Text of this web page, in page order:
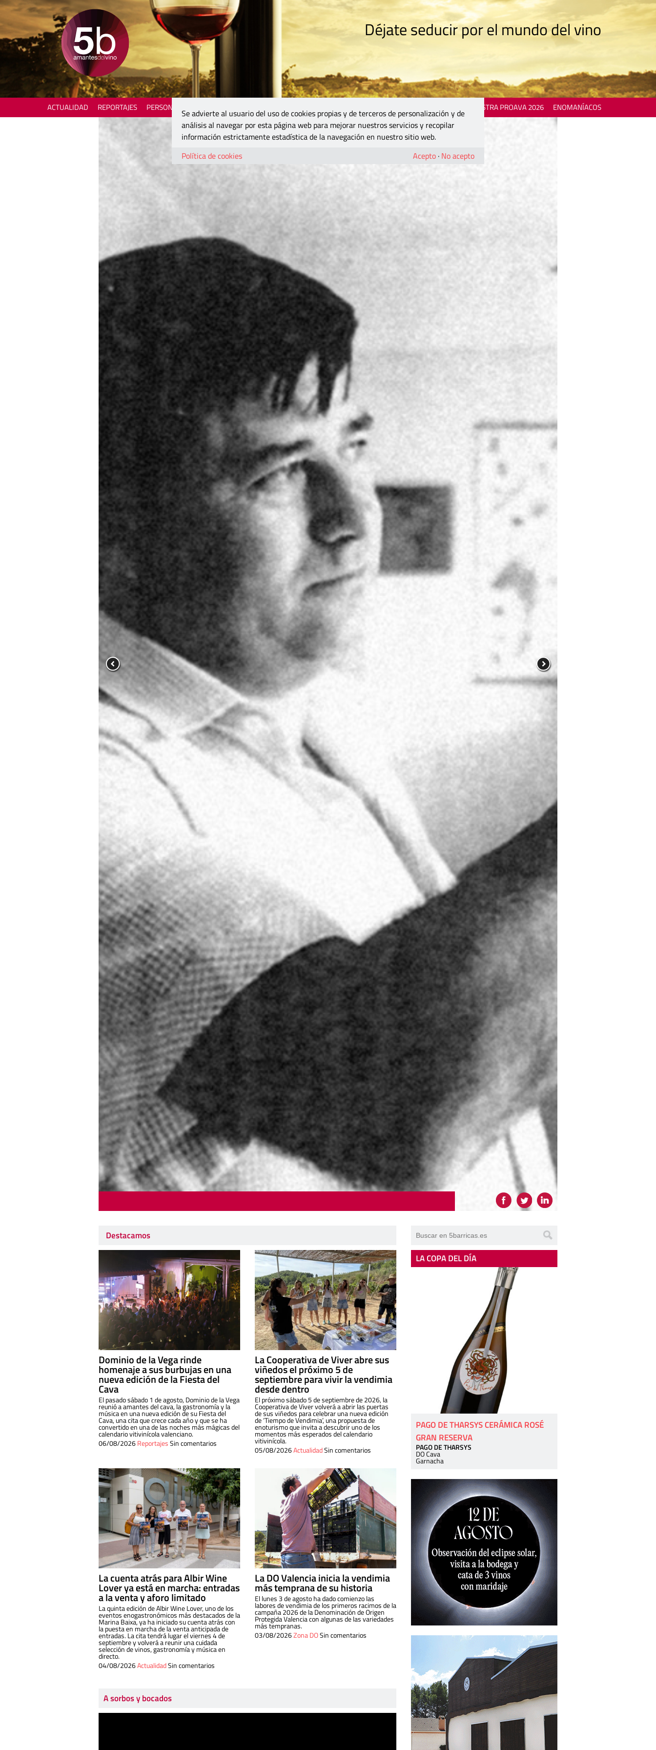
Déjate seducir por el mundo del vino
ACTUALIDAD REPORTAJES PERSONAJES MOSTRA PROAVA 2026 ENOMANÍACOS
Destacamos
Dominio de la Vega rinde
homenaje a sus burbujas en una
nueva edición de la Fiesta del
Cava
El pasado sábado 1 de agosto, Dominio de la Vega
reunió a amantes del cava, la gastronomía y la
música en una nueva edición de su Fiesta del
Cava, una cita que crece cada año y que se ha
convertido en una de las noches más mágicas del
calendario vitivinícola valenciano.
06/08/2026ReportajesSin comentarios
La Cooperativa de Viver abre sus
viñedos el próximo 5 de
septiembre para vivir la vendimia
desde dentro
El próximo sábado 5 de septiembre de 2026, la
Cooperativa de Viver volverá a abrir las puertas
de sus viñedos para celebrar una nueva edición
de ‘Tiempo de Vendimia’, una propuesta de
enoturismo que invita a descubrir uno de los
momentos más esperados del calendario
vitivinícola.
05/08/2026ActualidadSin comentarios
La cuenta atrás para Albir Wine
Lover ya está en marcha: entradas
a la venta y aforo limitado
La quinta edición de Albir Wine Lover, uno de los
eventos enogastronómicos más destacados de la
Marina Baixa, ya ha iniciado su cuenta atrás con
la puesta en marcha de la venta anticipada de
entradas. La cita tendrá lugar el viernes 4 de
septiembre y volverá a reunir una cuidada
selección de vinos, gastronomía y música en
directo.
04/08/2026ActualidadSin comentarios
La DO Valencia inicia la vendimia
más temprana de su historia
El lunes 3 de agosto ha dado comienzo las
labores de vendimia de los primeros racimos de la
campaña 2026 de la Denominación de Origen
Protegida Valencia con algunas de las variedades
más tempranas.
03/08/2026Zona DOSin comentarios
A sorbos y bocados
LA COPA DEL DÍA
PAGO DE THARSYS CERÁMICA ROSÉ
GRAN RESERVA
PAGO DE THARSYS
DO Cava
Garnacha
Se advierte al usuario del uso de cookies propias y de terceros de personalización y de
análisis al navegar por esta página web para mejorar nuestros servicios y recopilar
información estrictamente estadística de la navegación en nuestro sitio web.
Política de cookies
Acepto · No acepto